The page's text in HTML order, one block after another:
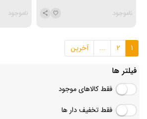
ناموجود ناموجود
1
2
... آخرین
فیلتر ها
فقط کالاهای موجود
فقط تخفیف دار ها